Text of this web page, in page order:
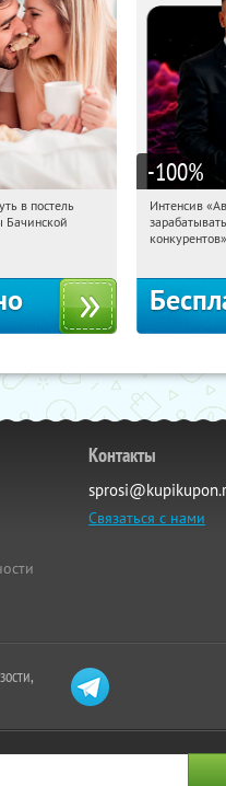
Получили:
в постель
Бачинской
-100%
20:33:57
Россия
Интенсив
конкурентов»
Контакты
Связаться с нами